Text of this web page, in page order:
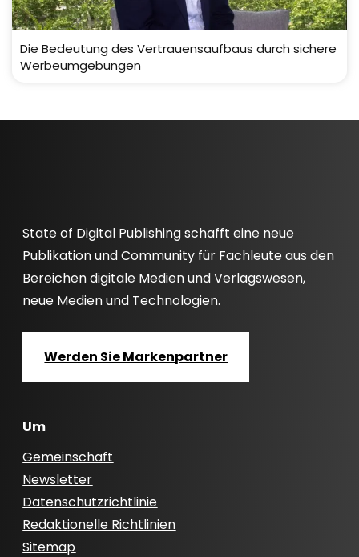
Die Bedeutung des Vertrauensaufbaus durch sichere
Werbeumgebungen
State of Digital Publishing schafft eine neue
Publikation und Community für Fachleute aus den
Bereichen digitale Medien und Verlagswesen,
neue Medien und Technologien.
Werden Sie Markenpartner
Um
Gemeinschaft
Newsletter
Datenschutzrichtlinie
Redaktionelle Richtlinien
Sitemap